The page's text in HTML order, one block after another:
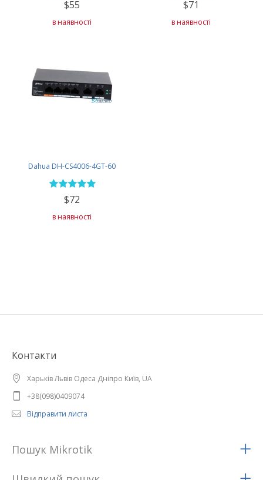
$55
в наявності
$71
в наявності
Dahua DH-CS4006-4GT-60
$72
в наявності
Контакти
Харьків Львів Одеса Дніпро Київ, UA
+38(098)0409074
Відправити листа
Пошук Mikrotik